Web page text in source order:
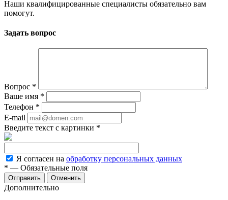
Наши квалифицированные специалисты обязательно вам
помогут.
Задать вопрос
Вопрос *
Ваше имя *
Телефон *
E-mail
Введите текст с картинки *
Я согласен на обработку персональных данных
* — Обязательные поля
Отменить
Дополнительно